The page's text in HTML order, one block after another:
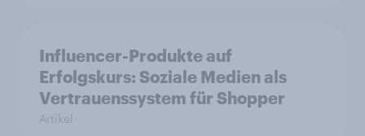
Influencer-Produkte auf
Erfolgskurs: Soziale Medien als
Vertrauenssystem für Shopper
Artikel